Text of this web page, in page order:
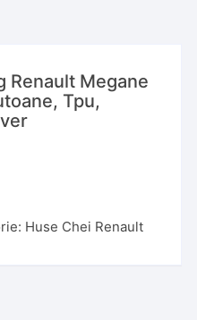
Renault Megane
Tpu,
Huse Chei Renault